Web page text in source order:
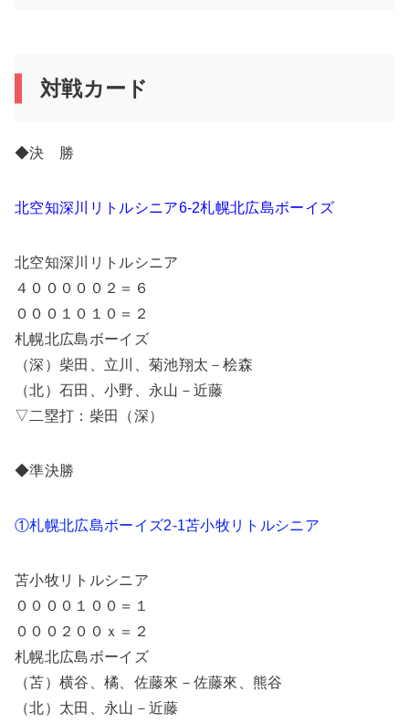
対戦カード
◆決 勝
北空知深川リトルシニア6-2札幌北広島ボーイズ
北空知深川リトルシニア
４０００００２＝６
０００１０１０＝２
札幌北広島ボーイズ
（深）柴田、立川、菊池翔太－桧森
（北）石田、小野、永山－近藤
▽二塁打：柴田（深）
◆準決勝
①札幌北広島ボーイズ2-1苫小牧リトルシニア
苫小牧リトルシニア
００００１００＝１
０００２００ｘ＝２
札幌北広島ボーイズ
（苫）横谷、橘、佐藤來－佐藤來、熊谷
（北）太田、永山－近藤